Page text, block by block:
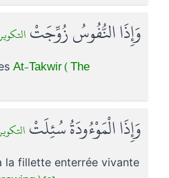
وَإِذَا النُّفُوسُ زُوِّجَتْ
At-Takwir ( The
وَإِذَا الْمَوْءُودَةُ سُئِلَتْ
la fillette enterrée vivante